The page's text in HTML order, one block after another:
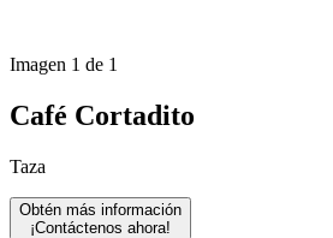
Imagen 1 de 1
Café Cortadito
Taza
Obtén más información
¡Contáctenos ahora!